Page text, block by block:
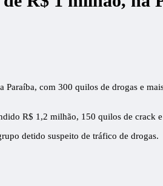
Paraíba, com 300 quilos de drogas e
R$ 1,2 milhão, 150 quilos de crack
detido suspeito de tráfico de drogas.